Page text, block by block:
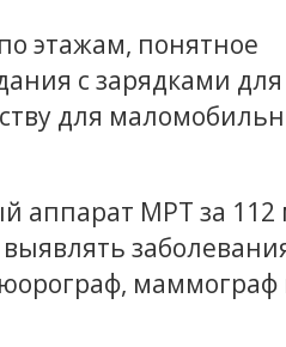
этажам, понятное
с зарядками для
для
аппарат МРТ за 112
маммограф